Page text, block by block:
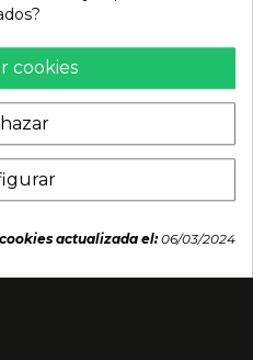
cookies
actualizada el:06/03/2024